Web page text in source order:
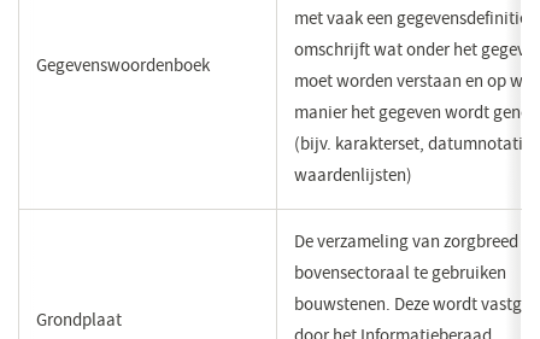
Gegevenswoordenboek
met vaak een gegevensdefinitie
omschrijft wat onder het
moet worden verstaan en op
manier het gegeven wordt
(bijv. karakterset, datumnotatie,
waardenlijsten)
Grondplaat
De verzameling van zorgbreed
bovensectoraal te gebruiken
bouwstenen. Deze wordt